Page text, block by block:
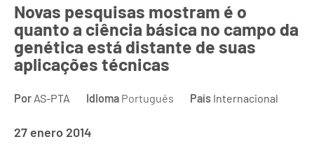
Novas pesquisas mostram é o
quanto a ciência básica no campo da
genética está distante de suas
aplicações técnicas
Por AS-PTA Idioma Portugués País Internacional
27 enero 2014